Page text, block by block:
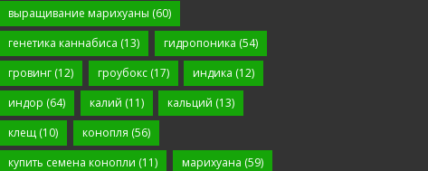
выращивание марихуаны (60)
генетика каннабиса (13) гидропоника (54)
гровинг (12) гроубокс(17) индика (12)
индор (64) калий (11) кальций (13)
клещ (10) конопля (56)
купить семена конопли (11) марихуана (59)